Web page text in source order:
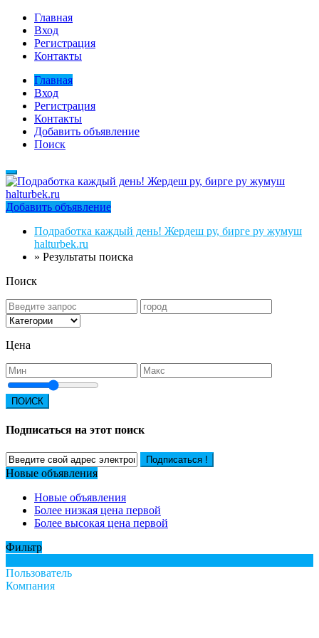
Главная
Вход
Регистрация
Контакты
Главная
Вход
Регистрация
Контакты
Добавить объявление
Поиск
Добавить объявление
Подработка каждый день! Жердеш ру, бирге ру жумуш
halturbek.ru
» Результаты поиска
Поиск
Цена
ПОИСК
Подписаться на этот поиск
Подписаться !
Новые объявления
Новые объявления
Более низкая цена первой
Более высокая цена первой
Фильтр
Пользователь
Компания